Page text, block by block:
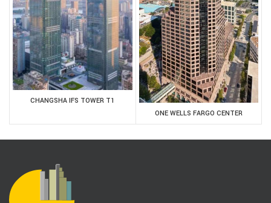
CHANGSHA IFS TOWER T1
ONE WELLS FARGO CENTER